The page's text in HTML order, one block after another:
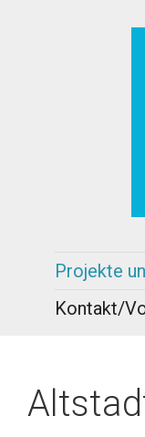
Projekte
Kontakt/